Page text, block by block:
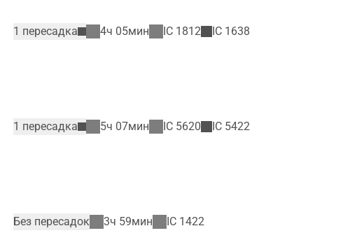
1 пересадка 4ч 05мин IC 1812 IC 1638
1 пересадка 5ч 07мин IC 5620 IC 5422
Без пересадок 3ч 59мин IC 1422